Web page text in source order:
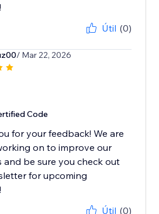
Útil (0)
/ Mar 22, 2026
Code
for your feedback! We are
on to improve our
and be sure you check out
for upcoming
Útil (0)